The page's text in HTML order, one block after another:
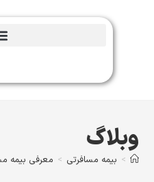
بیمه مسافرتی > معرفی بیمه